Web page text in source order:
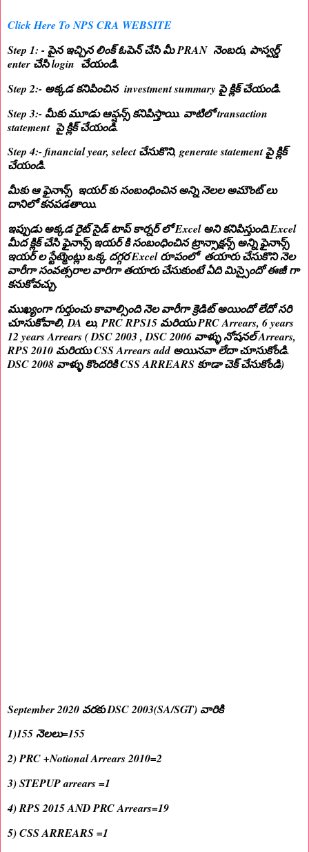
Click Here To NPS CRA WEBSITE
Step 1: - పైన ఇచ్చిన లింక్ ఓపెన్ చేసి మీ PRAN నెంబరు, పాస్వర్డ్
enter చేసి login చేయండి.
Step 2:- అక్కడ కనిపించిన investment summary పై క్లిక్ చేయండి.
Step 3:- మీకు మూడు ఆప్షన్స్ కనిపిస్తాయి. వాటిలో transaction
statement పై క్లిక్ చేయండి.
Step 4:- financial year, select చేసుకొని, generate statement పై క్లిక్
చేయండి.
మీకు ఆ ఫైనాన్స్ ఇయర్ కు సంబంధించిన అన్ని నెలల అమౌంట్ లు
దానిలో కనపడతాయి.
ఇప్పుడు అక్కడ రైట్ సైడ్ టాప్ కార్నర్ లో Excel అని కనిపిస్తుంది.Excel
మీద క్లిక్ చేసి ఫైనాన్స్ ఇయర్ కి సంబంధించిన ట్రాన్సాక్షన్స్ అన్ని ఫైనాన్స్
ఇయర్ ల స్టేట్మెంట్లు ఒక్క దగ్గర Excel రూపంలో తయారు చేసుకొని నెల
వారీగా సంవత్సరాల వారిగా తయారు చేసుకుంటే ఏది మిస్సైందో ఈజీ గా
కనుకోవచ్చు.
ముఖ్యంగా గుర్తుంచు కావాల్సింది నెల వారీగా క్రెడిట్ అయిందో లేదో సరి
చూసుకోవాలి, DA లు, PRC RPS15 మరియు PRC Arrears, 6 years
12 years Arrears ( DSC 2003 , DSC 2006 వాళ్ళు నోషనల్ Arrears,
RPS 2010 మరియు CSS Arrears add అయినవా లేదా చూసుకోండి.
DSC 2008 వాళ్ళు కొందరికి CSS ARREARS కూడా చెక్ చేసుకోండి)
September 2020 వరకు DSC 2003(SA/SGT) వారికి
1)155 నెలలు=155
2) PRC +Notional Arrears 2010=2
3) STEPUP arrears =1
4) RPS 2015 AND PRC Arrears=19
5) CSS ARREARS =1